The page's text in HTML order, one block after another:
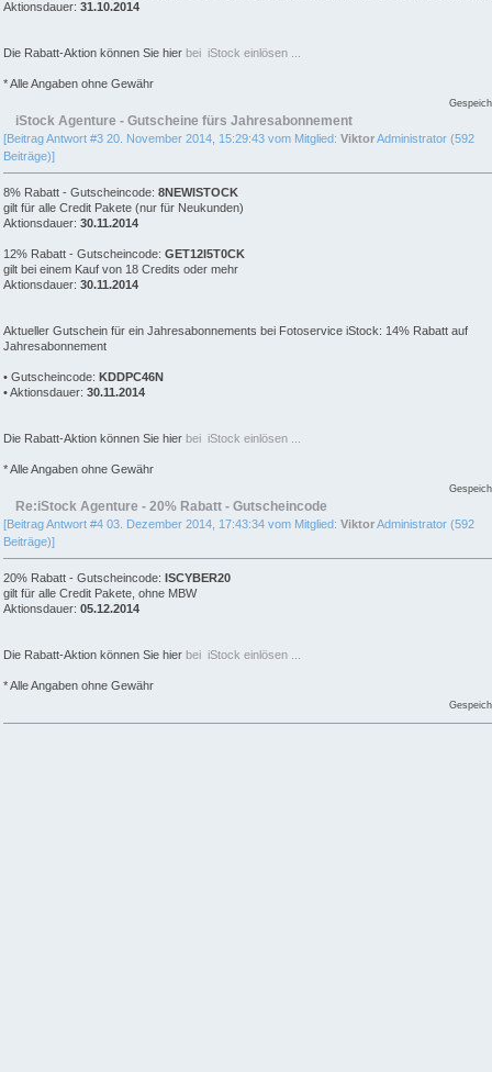
Aktionsdauer: 31.10.2014
Die Rabatt-Aktion können Sie hier bei iStock einlösen ...
* Alle Angaben ohne Gewähr
iStock Agenture - Gutscheine fürs Jahresabonnement
[Beitrag Antwort #3 20. November 2014, 15:29:43 vom Mitglied: ViktorAdministrator (592
Beiträge)]
8% Rabatt - Gutscheincode: 8NEWISTOCK
gilt für alle Credit Pakete (nur für Neukunden)
Aktionsdauer: 30.11.2014
12% Rabatt - Gutscheincode: GET12I5T0CK
gilt bei einem Kauf von 18 Credits oder mehr
Aktionsdauer: 30.11.2014
Aktueller Gutschein für ein Jahresabonnements bei Fotoservice iStock: 14% Rabatt auf
Jahresabonnement
• Gutscheincode: KDDPC46N
• Aktionsdauer: 30.11.2014
Die Rabatt-Aktion können Sie hier bei iStock einlösen ...
* Alle Angaben ohne Gewähr
Re:iStock Agenture - 20% Rabatt - Gutscheincode
[Beitrag Antwort #4 03. Dezember 2014, 17:43:34 vom Mitglied: ViktorAdministrator (592
Beiträge)]
20% Rabatt - Gutscheincode: ISCYBER20
gilt für alle Credit Pakete, ohne MBW
Aktionsdauer: 05.12.2014
Die Rabatt-Aktion können Sie hier bei iStock einlösen ...
* Alle Angaben ohne Gewähr